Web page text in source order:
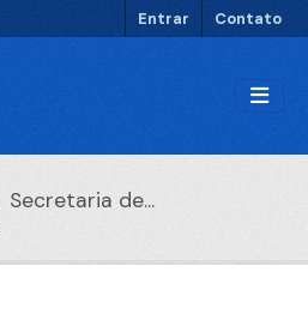
Entrar Contato
Secretaria de...